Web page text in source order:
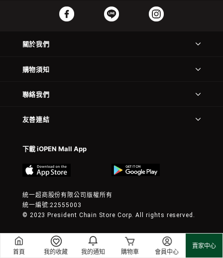
首頁 我的收藏 我的通知 購物車 會員中心
賣家中心
關於我們
購物須知
聯絡我們
友善連結
下載 iOPEN Mall App
統一超商股份有限公司版權所有
統一編號:22555003
© 2023 President Chain Store Corp. All rights reserved.